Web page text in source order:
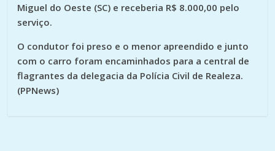
Miguel do Oeste (SC) e receberia R$ 8.000,00 pelo
serviço.
O condutor foi preso e o menor apreendido e junto
com o carro foram encaminhados para a central de
flagrantes da delegacia da Polícia Civil de Realeza.
(PPNews)